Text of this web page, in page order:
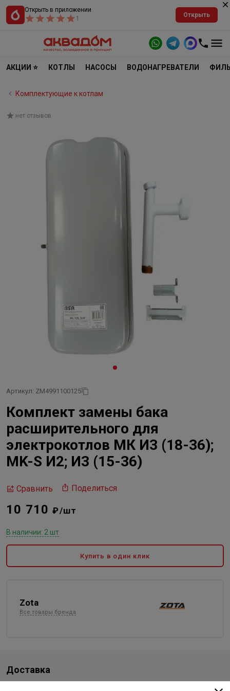
Открыть в приложении
1
Открыть
АКЦИИ ⭐ КОТЛЫ НАСОСЫ ВОДОНАГРЕВАТЕЛИ
Комплектующие к котлам
нет отзывов
Артикул: ZM4991100125
Комплект замены бака
расширительного для
электрокотлов МК И3 (18-36);
MK-S И2; И3 (15-36)
Сравнить Поделиться
10 710₽/шт
В наличии: 2 шт
Купить в один клик
Zota
Все товары бренда
Доставка